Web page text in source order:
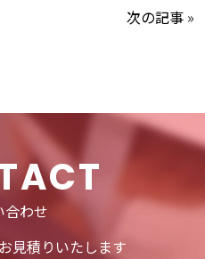
次の記事 »
合わせ
見積りいたします